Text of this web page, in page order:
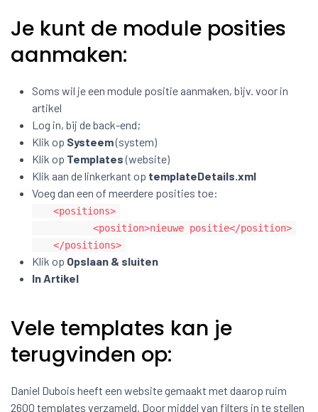
Je kunt de module posities
aanmaken:
Soms wil je een module positie aanmaken, bijv. voor in
artikel
Log in, bij de back-end;
Klik op Systeem(system)
Klik op Templates(website)
Klik aan de linkerkant op templateDetails.xml
Voeg dan een of meerdere posities toe:
<positions>
<position>nieuwe positie</position>
</positions>
Klik op Opslaan & sluiten
In Artikel
Vele templates kan je
terugvinden op:
Daniel Dubois heeft een website gemaakt met daarop ruim
2600 templates verzameld. Door middel van filters in te stellen